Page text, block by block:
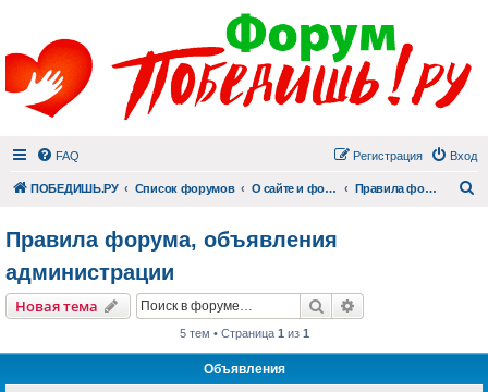
FAQ Вход
Регистрация
ПОБЕДИШЬ.РУ Список форумов О сайте и форуме Правила форума, объявления администрации
Правила форума, объявления
администрации
Новая тема Поиск
5 тем • Страница 1 из 1
Объявления